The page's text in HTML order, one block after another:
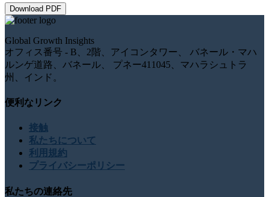
Download PDF
Global Growth Insights
オフィス番号 - B、2階、アイコンタワー、 バネール・マハ
ルンゲ道路、バネール、 プネー411045、マハラシュトラ
州、インド。
便利なリンク
接触
私たちについて
利用規約
プライバシーポリシー
私たちの連絡先